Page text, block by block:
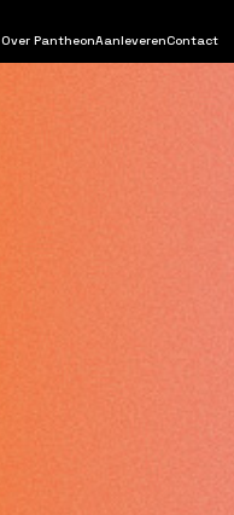
Over PantheonAanleverenContact